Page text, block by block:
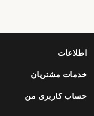
اطلاعات
خدمات مشتریان
حساب کاربری من